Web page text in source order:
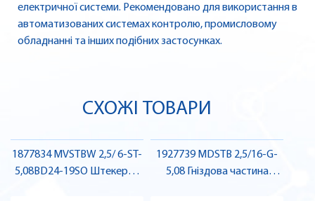
електричної системи. Рекомендовано для використання в
автоматизованих системах контролю, промисловому
обладнанні та інших подібних застосунках.
СХОЖІ ТОВАРИ
1877834 MVSTBW 2,5/ 6-ST-
5,08BD24-19SO Штекерна
1927739 MDSTB 2,5/16-G-
5,08 Гніздова частина